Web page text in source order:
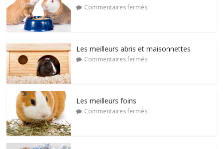
Commentaires fermés
Les meilleurs abris et maisonnettes
Commentaires fermés
Les meilleurs foins
Commentaires fermés